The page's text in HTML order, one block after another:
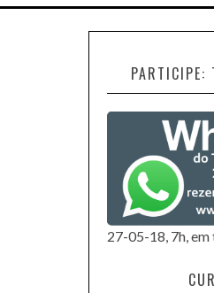
PARTICIPE:
27-05-18, 7h,